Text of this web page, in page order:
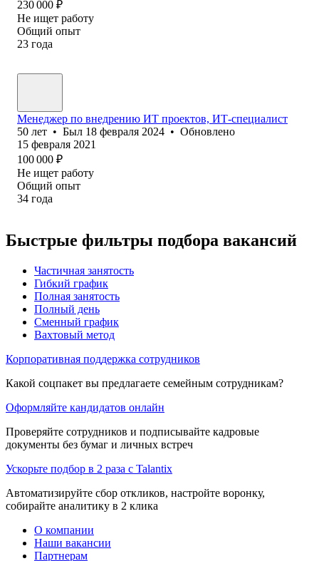
230 000 ₽
Не ищет работу
Общий опыт
23 года
Менеджер по внедрению ИТ проектов, ИТ-специалист
50 лет • Был 18 февраля 2024 • Обновлено
15 февраля 2021
100 000 ₽
Не ищет работу
Общий опыт
34 года
Быстрые фильтры подбора вакансий
Частичная занятость
Гибкий график
Полная занятость
Полный день
Сменный график
Вахтовый метод
Корпоративная поддержка сотрудников
Какой соцпакет вы предлагаете семейным сотрудникам?
Оформляйте кандидатов онлайн
Проверяйте сотрудников и подписывайте кадровые
документы без бумаг и личных встреч
Ускорьте подбор в 2 раза с Talantix
Автоматизируйте сбор откликов, настройте воронку,
собирайте аналитику в 2 клика
О компании
Наши вакансии
Партнерам